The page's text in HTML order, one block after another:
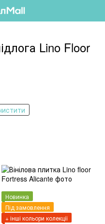
Lino Floor
Новинка
Під замовлення
+ інші кольори колекції